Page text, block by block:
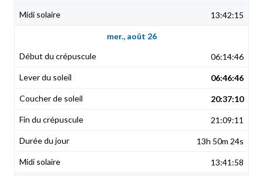
13:42:15
mer., août 26
06:14:46
06:46:46
20:37:10
21:09:11
13h 50m 24s
13:41:58